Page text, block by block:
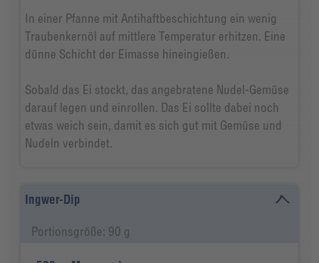
In einer Pfanne mit Antihaftbeschichtung ein wenig
Traubenkernöl auf mittlere Temperatur erhitzen. Eine
dünne Schicht der Eimasse hineingießen.
Sobald das Ei stockt, das angebratene Nudel-Gemüse
darauf legen und einrollen. Das Ei sollte dabei noch
etwas weich sein, damit es sich gut mit Gemüse und
Nudeln verbindet.
Ingwer-Dip
Portionsgröße: 90 g